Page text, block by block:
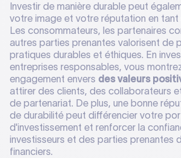
Investir de manière durable peut
votre image et votre réputation en tant
Les consommateurs, les partenaires
autres parties prenantes valorisent de
pratiques durables et éthiques. En
entreprises responsables, vous
engagement envers des valeurs
attirer des clients, des collaborateurs
de partenariat. De plus, une bonne
de durabilité peut différencier votre
d'investissement et renforcer la
investisseurs et des parties prenantes
financiers.